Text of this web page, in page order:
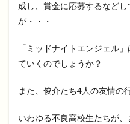
成し、賞金に応募するなど
が・・・
「ミッドナイトエンジェル
ていくのでしょうか？
また、俊介たち4人の友情の
いわゆる不良高校生たちが